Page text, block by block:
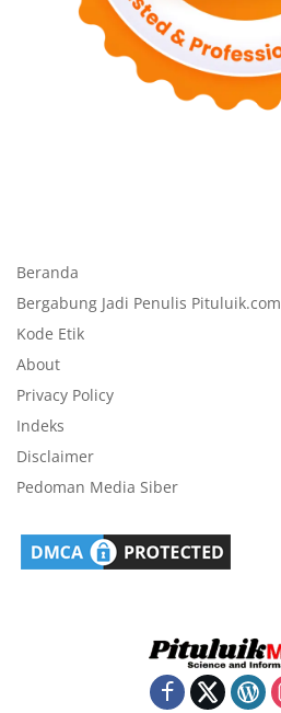
Beranda
Bergabung Jadi Penulis Pituluik.com
Kode Etik
About
Privacy Policy
Indeks
Disclaimer
Pedoman Media Siber